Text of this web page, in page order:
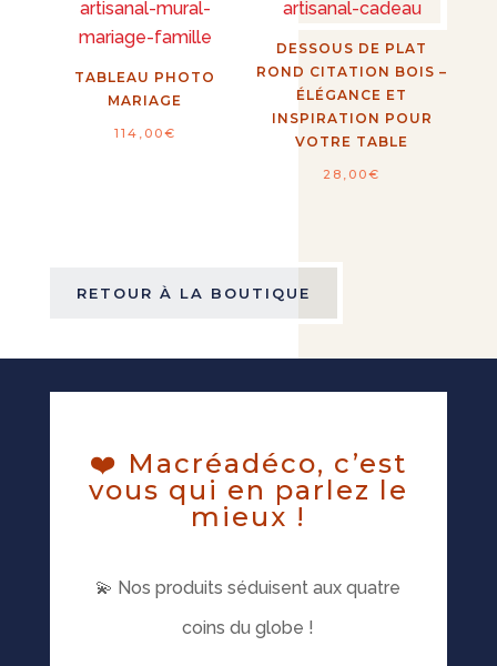
TABLEAU PHOTO
MARIAGE
114,00€
DESSOUS DE PLAT
ROND CITATION BOIS –
ÉLÉGANCE ET
INSPIRATION POUR
VOTRE TABLE
28,00€
RETOUR À LA BOUTIQUE
❤️ Macréadéco, c’est
vous qui en parlez le
mieux !
💫 Nos produits séduisent aux quatre
coins du globe !